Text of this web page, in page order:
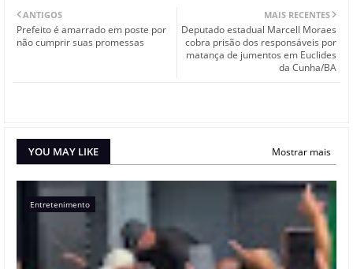
MAIS RECENTES
Deputado estadual Marcell Moraes
cobra prisão dos responsáveis por
matança de jumentos em Euclides
da Cunha/BA
ANTIGOS
Prefeito é amarrado em poste por
não cumprir suas promessas
YOU MAY LIKE Mostrar mais
Entretenimento